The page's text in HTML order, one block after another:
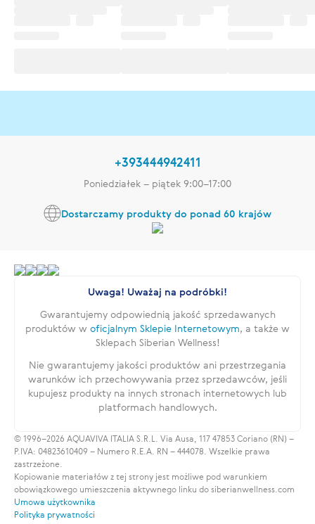
+393444942411
Poniedziałek – piątek 9:00–17:00
Dostarczamy produkty do ponad 60 krajów
Uwaga! Uważaj na podróbki!
Gwarantujemy odpowiednią jakość sprzedawanych
produktów w oficjalnym Sklepie Internetowym, a także w
Sklepach Siberian Wellness!
Nie gwarantujemy jakości produktów ani przestrzegania
warunków ich przechowywania przez sprzedawców, jeśli
kupujesz produkty na innych stronach internetowych lub
platformach handlowych.
© 1996–2026 AQUAVIVA ITALIA S.R.L. Via Ausa, 117 47853 Coriano (RN) –
P.IVA: 04823610409 – Numero R.E.A. RN – 444078. Wszelkie prawa
zastrzeżone.
Kopiowanie materiałów z tej strony jest możliwe pod warunkiem
obowiązkowego umieszczenia aktywnego linku do siberianwellness.com
Umowa użytkownika
Polityka prywatności